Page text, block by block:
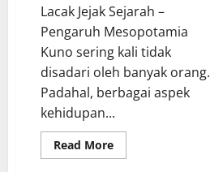
Lacak Jejak Sejarah –
Pengaruh Mesopotamia
Kuno sering kali tidak
disadari oleh banyak orang.
Padahal, berbagai aspek
kehidupan...
Read MoreRead
more